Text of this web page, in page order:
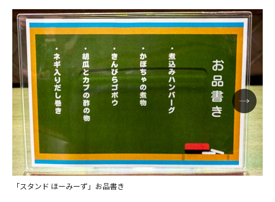
「スタンド ほーみーず」お品書き